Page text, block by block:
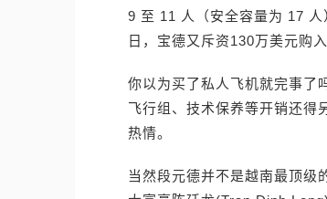
9 至 11 人（安全容量为 17
日，宝德又斥资130万美元购
你以为买了私人飞机就完事了
飞行组、技术保养等开销还得
热情。
当然段元德并不是越南最顶级